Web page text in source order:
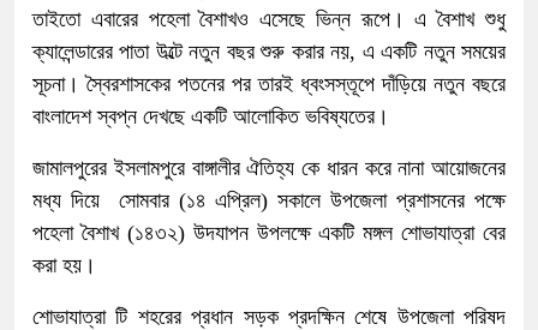
তাইতো এবারের পহেলা বৈশাখও এসেছে ভিন্ন রূপে। এ বৈশাখ শুধু
ক্যালেন্ডারের পাতা উল্টে নতুন বছর শুরু করার নয়, এ একটি নতুন সময়ের
সূচনা। স্বৈরশাসকের পতনের পর তারই ধ্বংসস্তূপে দাঁড়িয়ে নতুন বছরে
বাংলাদেশ স্বপ্ন দেখছে একটি আলোকিত ভবিষ্যতের।
জামালপুরের ইসলামপুরে বাঙ্গালীর ঐতিহ্য কে ধারন করে নানা আয়োজনের
মধ্য দিয়ে সোমবার (১৪ এপ্রিল) সকালে উপজেলা প্রশাসনের পক্ষে
পহেলা বৈশাখ (১৪৩২) উদযাপন উপলক্ষে একটি মঙ্গল শোভাযাত্রা বের
করা হয়।
শোভাযাত্রা টি শহরের প্রধান সড়ক প্রদক্ষিন শেষে উপজেলা পরিষদ